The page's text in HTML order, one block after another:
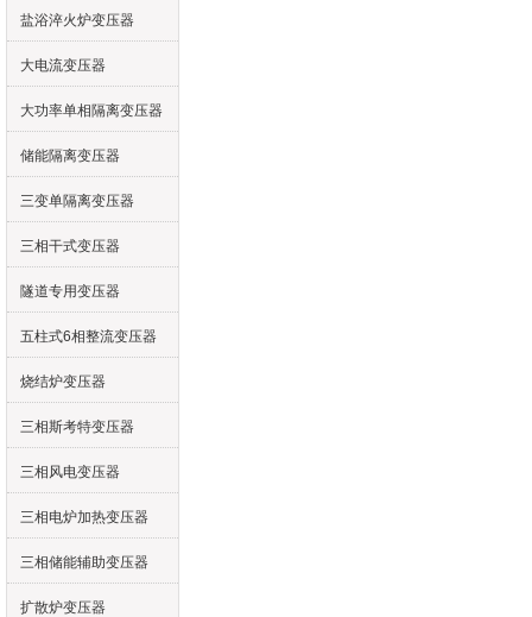
盐浴淬火炉变压器
大电流变压器
大功率单相隔离变压器
储能隔离变压器
三变单隔离变压器
三相干式变压器
隧道专用变压器
五柱式6相整流变压器
烧结炉变压器
三相斯考特变压器
三相风电变压器
三相电炉加热变压器
三相储能辅助变压器
扩散炉变压器